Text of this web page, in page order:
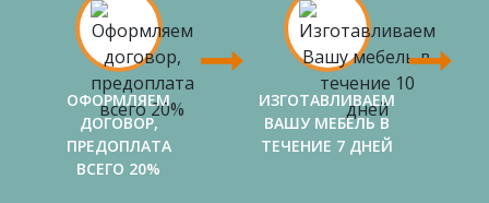
ОФОРМЛЯЕМ
ДОГОВОР,
ПРЕДОПЛАТА
ВСЕГО 20%
ИЗГОТАВЛИВАЕМ
ВАШУ МЕБЕЛЬ В
ТЕЧЕНИЕ 7 ДНЕЙ